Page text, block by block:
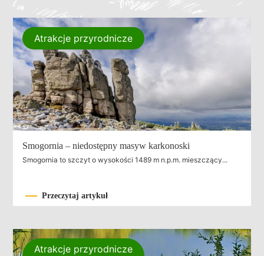
Smogornia – niedostępny masyw karkonoski
Smogornia to szczyt o wysokości 1489 m n.p.m. mieszczący...
Przeczytaj artykuł
Atrakcje przyrodnicze
Atrakcje przyrodnicze